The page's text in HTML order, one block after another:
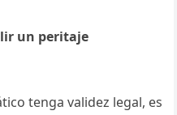
un peritaje
tenga validez legal, es